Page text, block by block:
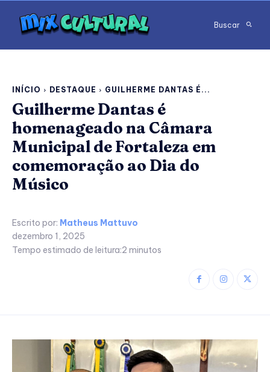
Buscar
INÍCIO DESTAQUE GUILHERME DANTAS É...
Guilherme Dantas é
homenageado na Câmara
Municipal de Fortaleza em
comemoração ao Dia do
Músico
Escrito por: Matheus Mattuvo
dezembro 1, 2025
Tempo estimado de leitura:2 minutos